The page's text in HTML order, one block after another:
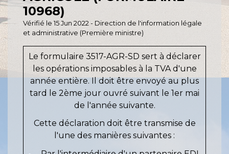
10968)
Vérifié le 15 Jun 2022 - Direction de l'information légale
et administrative (Première ministre)
Le formulaire 3517-AGR-SD sert à déclarer
les opérations imposables à la TVA d'une
année entière. Il doit être envoyé au plus
tard le 2ème jour ouvré suivant le 1er mai
de l'année suivante.
Cette déclaration doit être transmise de
l'une des manières suivantes :